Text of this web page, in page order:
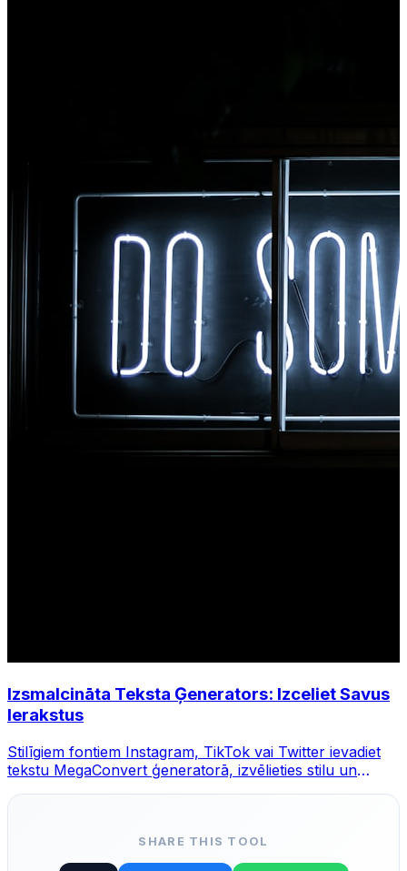
Izsmalcināta Teksta Ģenerators: Izceliet Savus
Ierakstus
Stilīgiem fontiem Instagram, TikTok vai Twitter ievadiet
tekstu MegaConvert ģeneratorā, izvēlieties stilu un
SHARE THIS TOOL